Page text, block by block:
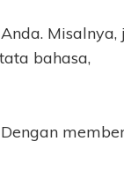
Misalnya,
bahasa,